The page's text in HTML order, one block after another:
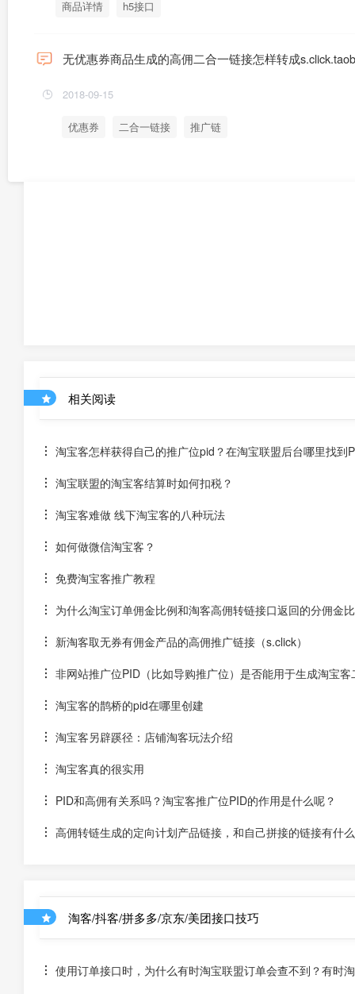
商品详情 h5接口
无优惠券商品生成的高佣二合一链接怎样转成
2018-09-15
优惠券 二合一链接 推广链
相关阅读
淘宝客怎样获得自己的推广位pid？在淘宝联盟后台哪里找到
淘宝联盟的淘宝客结算时如何扣税？
淘宝客难做 线下淘宝客的八种玩法
如何做微信淘宝客？
免费淘宝客推广教程
为什么淘宝订单佣金比例和淘客高佣转链接口返回的分佣金
新淘客取无券有佣金产品的高佣推广链接（s.click）
非网站推广位PID（比如导购推广位）是否能用于生成淘宝
淘宝客的鹊桥的pid在哪里创建
淘宝客另辟蹊径：店铺淘客玩法介绍
淘宝客真的很实用
PID和高佣有关系吗？淘宝客推广位PID的作用是什么呢？
高佣转链生成的定向计划产品链接，和自己拼接的链接有什
淘客/抖客/拼多多/京东/美团接口技巧
使用订单接口时，为什么有时淘宝联盟订单会查不到？有时